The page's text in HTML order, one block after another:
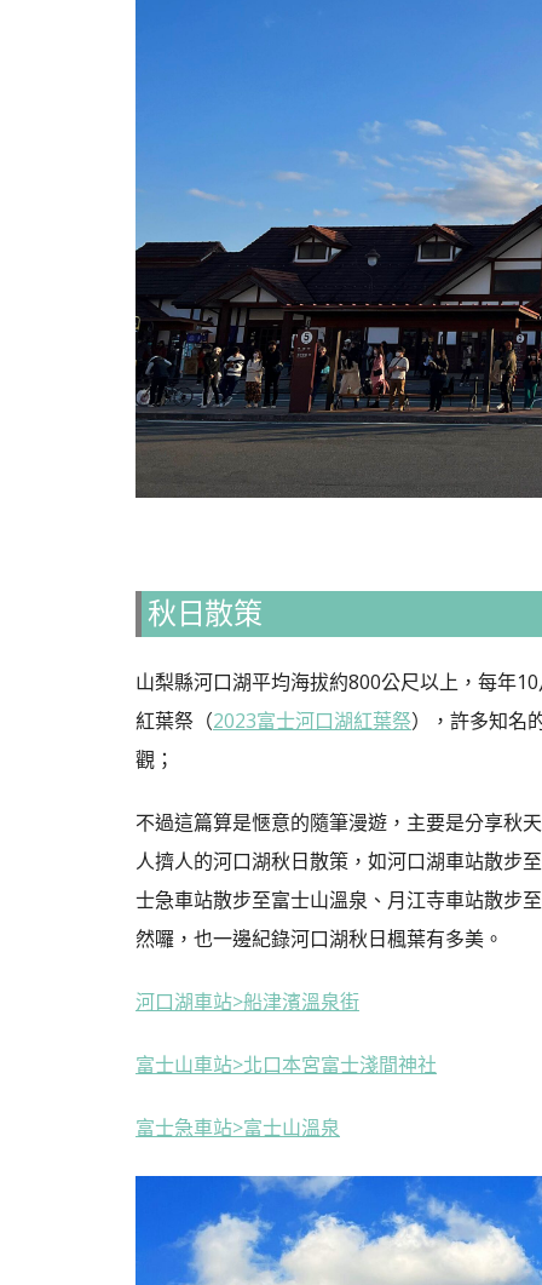
秋日散策
山梨縣河口湖平均海拔約800公尺以上，每年
紅葉祭（2023富士河口湖紅葉祭），許多知名
觀；
不過這篇算是愜意的隨筆漫遊，主要是分享秋
人擠人的河口湖秋日散策，如河口湖車站散步
士急車站散步至富士山溫泉、月江寺車站散步
然囉，也一邊紀錄河口湖秋日楓葉有多美。
河口湖車站>船津濱溫泉街
富士山車站>北口本宮富士淺間神社
富士急車站>富士山溫泉